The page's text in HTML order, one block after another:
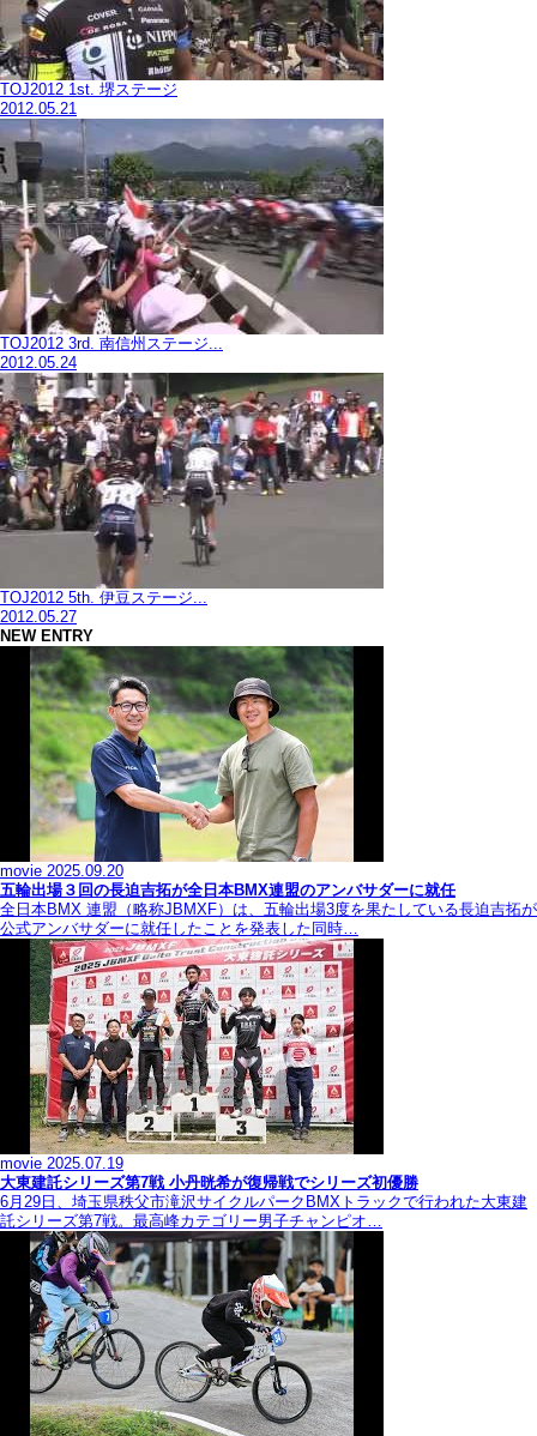
TOJ2012 1st. 堺ステージ
2012.05.21
TOJ2012 3rd. 南信州ステージ...
2012.05.24
TOJ2012 5th. 伊豆ステージ...
2012.05.27
NEW ENTRY
movie 2025.09.20
五輪出場３回の長迫吉拓が全日本BMX連盟のアンバサダーに就任
全日本BMX 連盟（略称JBMXF）は、五輪出場3度を果たしている長迫吉拓が
公式アンバサダーに就任したことを発表した同時…
movie 2025.07.19
大東建託シリーズ第7戦 ⼩丹晄希が復帰戦でシリーズ初優勝
6月29日、埼玉県秩父市滝沢サイクルパークBMXトラックで行われた大東建
託シリーズ第7戦。最高峰カテゴリー男子チャンピオ…